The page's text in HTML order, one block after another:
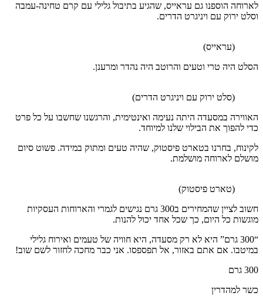
לארוחה הוספנו גם עראייס, שהגיע בתיבול גלילי עם קרם טחינה-עמבה
וסלט ירוק עם ויניגרט הדרים.
(עראייס)
הסלט היה טרי וטעים והרוטב היה נהדר ומרענן.
(סלט ירוק עם ויניגרט הדרים)
האווירה במסעדה היתה נעימה ואינטימית, והרגשנו שחשבו על כל פרט
כדי להפוך את הבילוי שלנו למיוחד.
לקינוח, בחרנו בטארט פיסטוק, שהיה טעים ומתוק במידה. פשוט סיום
מושלם לארוחה מושלמת.
(טארט פיסטוק)
חשוב לציין שהמחירים ב300 גרם נגישים לגמרי והארוחות העסקיות
מוגשות כל היום, כך שכל אחד יכול להנות.
“300 גרם” היא לא רק מסעדה, היא חוויה של טעמים ואירוח גלילי
במיטבו. אם אתם באזור, אל תפספסו. אני כבר מחכה לחזור לשם שוב!
300 גרם
כשר למהדרין